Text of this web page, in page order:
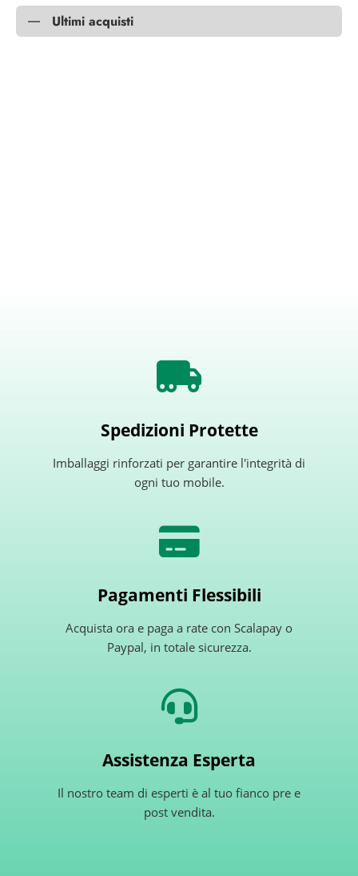
Ultimi acquisti
Spedizioni Protette
Imballaggi rinforzati per garantire l'integrità di
ogni tuo mobile.
Pagamenti Flessibili
Acquista ora e paga a rate con Scalapay o
Paypal, in totale sicurezza.
Assistenza Esperta
Il nostro team di esperti è al tuo fianco pre e
post vendita.